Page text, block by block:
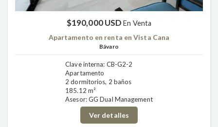
$190,000 USDEn Venta
Apartamento en renta en Vista Cana
Bávaro
Clave interna: CB-G2-2
Apartamento
2 dormitorios, 2 baños
185.12 m²
Asesor: GG Dual Management
Ver detalles